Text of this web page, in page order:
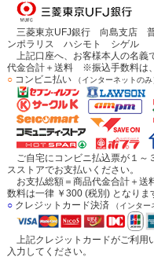
三菱東京UFJ銀行 向島支店
ンポラリス ハシモト シゲル
上記口座へ、お客様本人の名義
代金合計＋送料 ※振込手数料は
○コンビニ払い （インターネットのみ
ご自宅にコンビニ払込票が１～
スストアでお支払いください。
お支払総額＝商品代金合計＋
数料は一律 ￥300 (税別) となりま
○クレジットカード決済 （インター
上記クレジットカードがご利用
入力してください。